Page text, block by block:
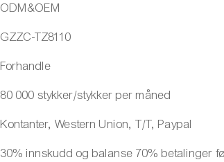
ODM&OEM
GZZC-TZ8110
Forhandle
80 000 stykker/stykker per måned
Kontanter, Western Union, T/T, Paypal
30% innskudd og balanse 70% betalinger